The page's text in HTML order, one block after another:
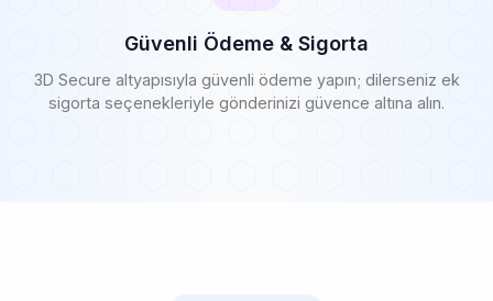
Güvenli Ödeme & Sigorta
3D Secure altyapısıyla güvenli ödeme yapın; dilerseniz ek
sigorta seçenekleriyle gönderinizi güvence altına alın.